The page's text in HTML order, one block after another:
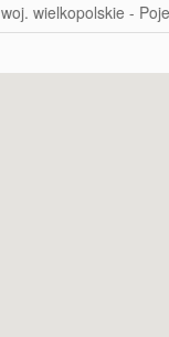
woj. wielkopolskie -